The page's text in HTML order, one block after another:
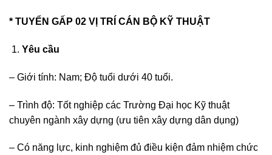
* TUYỂN GẤP 02 VỊ TRÍ CÁN BỘ KỸ THUẬT
Yêu cầu
– Giới tính: Nam; Độ tuổi dưới 40 tuổi.
– Trình độ: Tốt nghiệp các Trường Đại học Kỹ thuật
chuyên ngành xây dựng (ưu tiên xây dựng dân dụng)
– Có năng lực, kinh nghiệm đủ điều kiện đảm nhiệm chức